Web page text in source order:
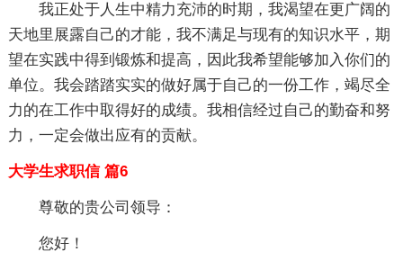
我正处于人生中精力充沛的时期，我渴望在更广阔的
天地里展露自己的才能，我不满足与现有的知识水平，期
望在实践中得到锻炼和提高，因此我希望能够加入你们的
单位。我会踏踏实实的做好属于自己的一份工作，竭尽全
力的在工作中取得好的成绩。我相信经过自己的勤奋和努
力，一定会做出应有的贡献。
大学生求职信 篇6
尊敬的贵公司领导：
您好！